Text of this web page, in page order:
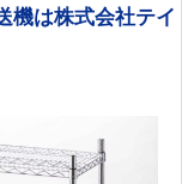
機は株式会社テイ